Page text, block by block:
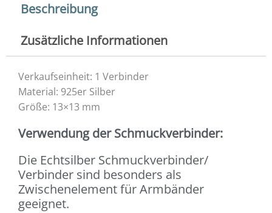
Beschreibung
Zusätzliche Informationen
Verkaufseinheit: 1 Verbinder
Material: 925er Silber
Größe: 13×13 mm
Verwendung der Schmuckverbinder:
Die Echtsilber Schmuckverbinder/
Verbinder sind besonders als
Zwischenelement für Armbänder
geeignet.